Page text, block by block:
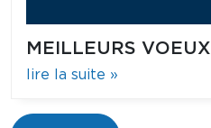
MEILLEURS VOEUX
lire la suite »